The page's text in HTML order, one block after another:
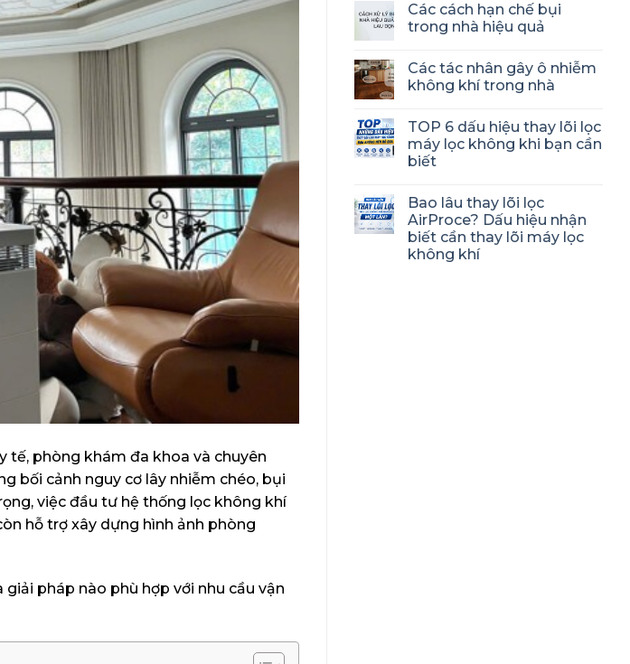
tế, phòng khám đa khoa và chuyên
bối cảnh nguy cơ lây nhiễm chéo, bụi
việc đầu tư hệ thống lọc không khí
hỗ trợ xây dựng hình ảnh phòng
pháp nào phù hợp với nhu cầu vận
Các cách hạn chế bụi
trong nhà hiệu quả
Các tác nhân gây ô nhiễm
không khí trong nhà
TOP 6 dấu hiệu thay lõi lọc
máy lọc không khi bạn cần
biết
Bao lâu thay lõi lọc
AirProce? Dấu hiệu nhận
biết cần thay lõi máy lọc
không khí